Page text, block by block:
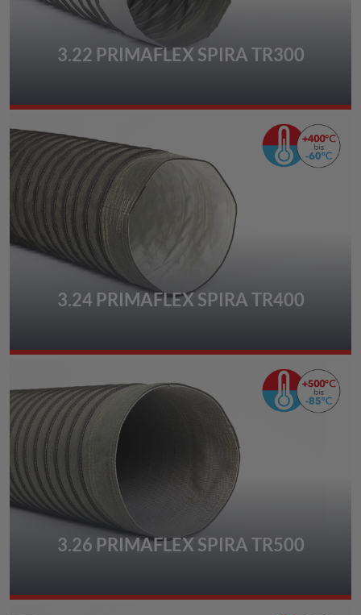
3.22 PRIMAFLEX SPIRA TR300
3.24 PRIMAFLEX SPIRA TR400
3.26 PRIMAFLEX SPIRA TR500